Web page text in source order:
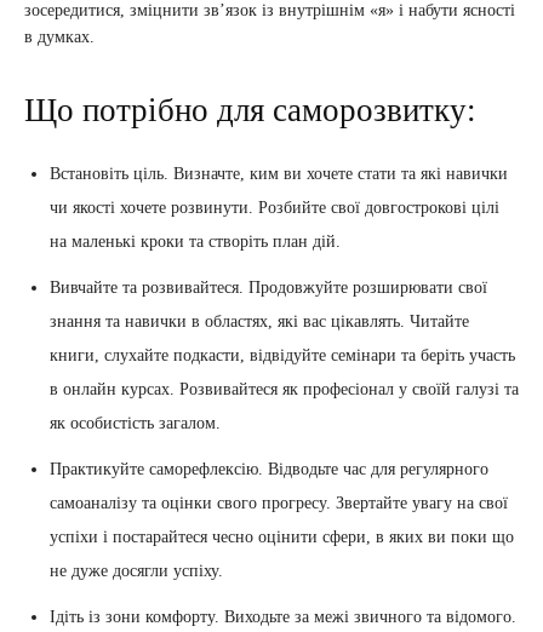
зосередитися, зміцнити зв’язок із внутрішнім «я» і набути ясності
в думках.
Що потрібно для саморозвитку:
Встановіть ціль. Визначте, ким ви хочете стати та які навички
чи якості хочете розвинути. Розбийте свої довгострокові цілі
на маленькі кроки та створіть план дій.
Вивчайте та розвивайтеся. Продовжуйте розширювати свої
знання та навички в областях, які вас цікавлять. Читайте
книги, слухайте подкасти, відвідуйте семінари та беріть участь
в онлайн курсах. Розвивайтеся як професіонал у своїй галузі та
як особистість загалом.
Практикуйте саморефлексію. Відводьте час для регулярного
самоаналізу та оцінки свого прогресу. Звертайте увагу на свої
успіхи і постарайтеся чесно оцінити сфери, в яких ви поки що
не дуже досягли успіху.
Ідіть із зони комфорту. Виходьте за межі звичного та відомого.